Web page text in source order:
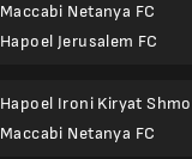
Maccabi Netanya FC
Hapoel Jerusalem FC
Hapoel Ironi Kiryat
Maccabi Netanya FC